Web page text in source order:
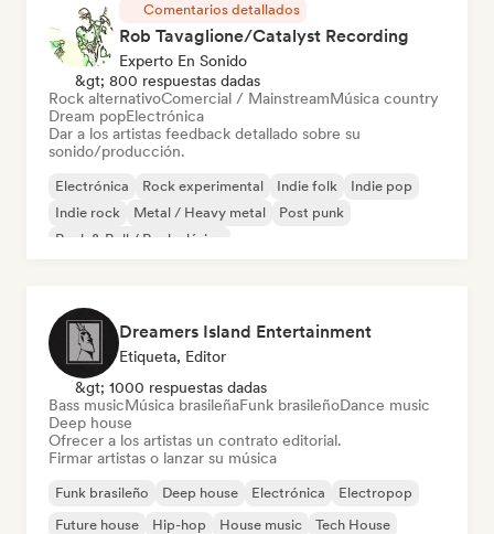
Comentarios detallados
Rob Tavaglione/Catalyst Recording
Experto En Sonido
&gt; 800 respuestas dadas
Rock alternativoComercial / MainstreamMúsica country
Dream popElectrónica
Dar a los artistas feedback detallado sobre su
sonido/producción.
Electrónica Rock experimental Indie folk
Indie pop
Indie rock
Metal / Heavy metal
Post punk
Rock & Roll / Rock clásico
Dreamers Island Entertainment
Etiqueta, Editor
&gt; 1000 respuestas dadas
Bass musicMúsica brasileñaFunk brasileñoDance music
Deep house
Ofrecer a los artistas un contrato editorial.
Firmar artistas o lanzar su música
Funk brasileño Deep house Electrónica
Electropop
Future house
Hip-hop House music Tech House